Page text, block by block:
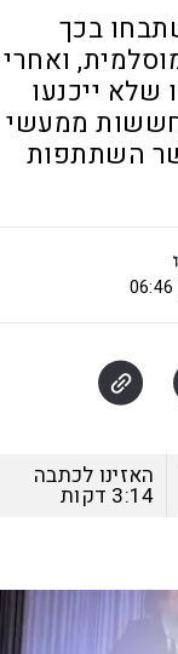
בכך
ואחרי
שלא ייכנעו
ממעשי
השתתפות
האזינו לכתבה
3:14 דקות